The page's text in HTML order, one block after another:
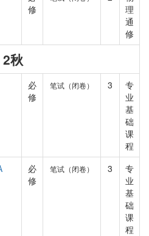
修
理
通
修
2秋
必
修
笔试（闭卷） 3
专
业
基
础
课
程
必
修
笔试（闭卷） 3
专
业
基
础
课
程